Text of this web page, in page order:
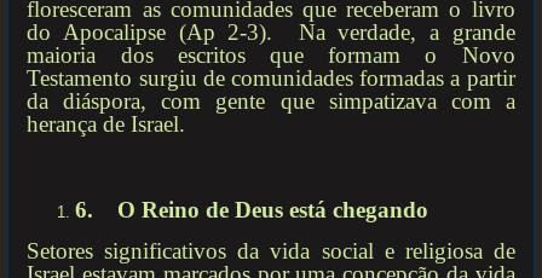
floresceram as comunidades que receberam o livro
do Apocalipse (Ap 2-3). Na verdade, a grande
maioria dos escritos que formam o Novo
Testamento surgiu de comunidades formadas a partir
da diáspora, com gente que simpatizava com a
herança de Israel.
6. O Reino de Deus está chegando
Setores significativos da vida social e religiosa de